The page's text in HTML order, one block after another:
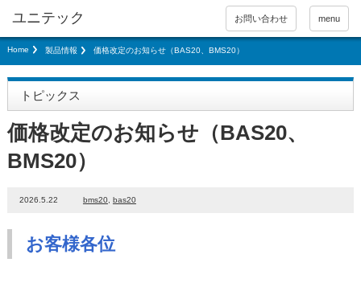
お問い合わせ menu
Home 製品情報 価格改定のお知らせ（BAS20、BMS20）
トピックス
価格改定のお知らせ（BAS20、
BMS20）
2026.5.22 bms20, bas20
お客様各位